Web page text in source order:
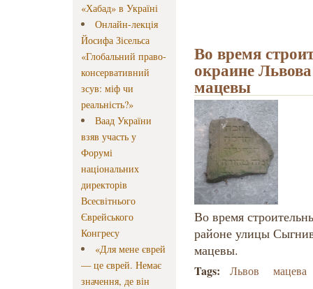
«Хабад» в Україні
Онлайн-лекція
Йосифа Зісельса
«Глобальний право-
консервативний
зсув: міф чи
реальність?»
Ваад України
взяв участь у
Форумі
національних
директорів
Всесвітнього
Єврейського
Конгресу
«Для мене єврей
— це єврей. Немає
значення, де він
Во время
окраине
мацевы
Во время
районе улицы
мацевы.
Tags: Львов мацева